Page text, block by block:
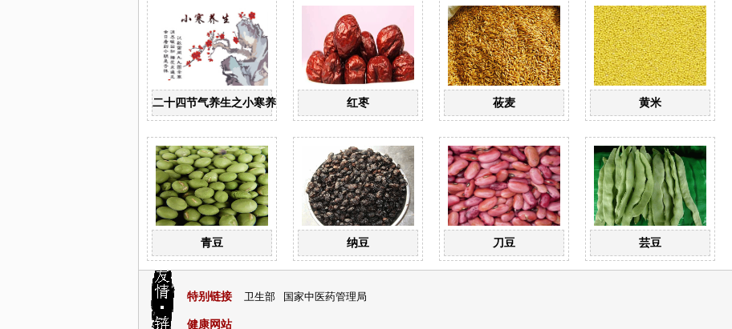
二十四节气养生之小寒养生 红枣 莜麦 黄米
青豆 纳豆 刀豆 芸豆
特别链接 卫生部 国家中医药管理局
健康网站